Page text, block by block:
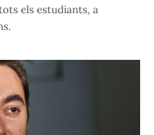
els estudiants, a